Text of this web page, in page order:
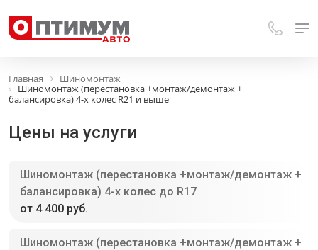
Главная Шиномонтаж
Шиномонтаж (перестановка +монтаж/демонтаж +
балансировка) 4-х колес R21 и выше
Цены на услуги
Шиномонтаж (перестановка +монтаж/демонтаж +
балансировка) 4-х колес до R17
от 4 400 руб.
Шиномонтаж (перестановка +монтаж/демонтаж +